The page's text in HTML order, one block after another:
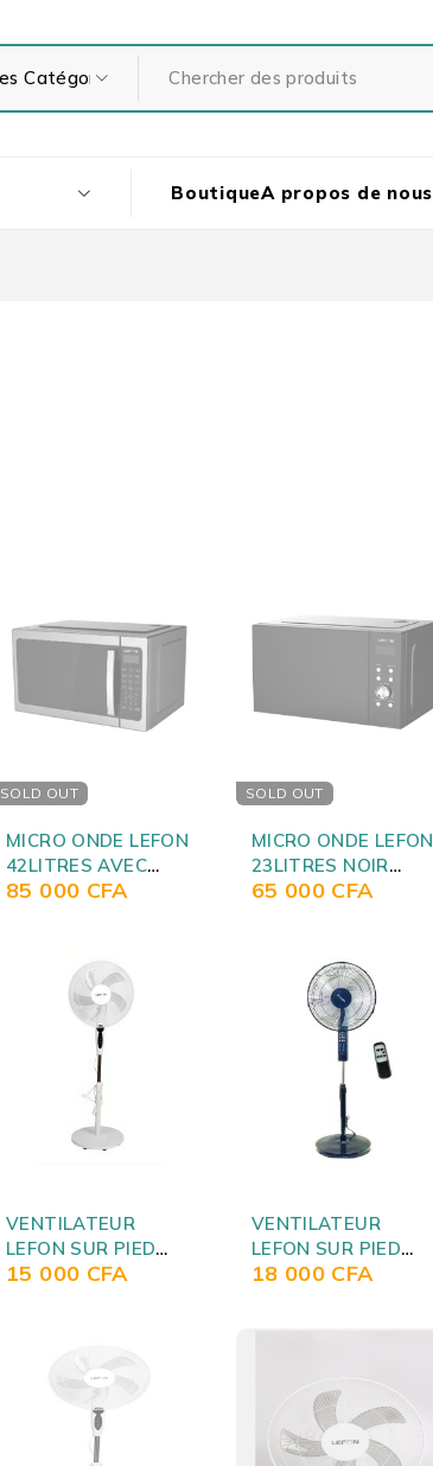
BoutiqueA propos de nous
SOLD OUT
MICRO ONDE LEFON
42LITRES AVEC
GRILLE GRIS NOIR
85 000 CFA
SOLD OUT
MICRO ONDE LEFON
23LITRES NOIR
C23UGP02E80
65 000 CFA
VENTILATEUR
LEFON SUR PIED
AVEC COMMANDE
15 000 CFA
VENTILATEUR
LEFON SUR PIED
AVEC COMMANDE
18 000 CFA